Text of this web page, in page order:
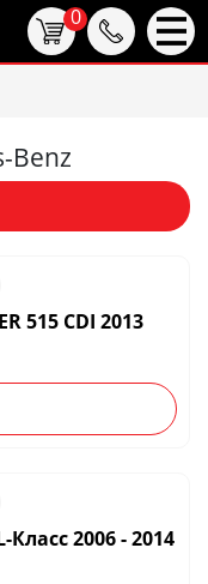
Benz
515 CDI 2013
Класс 2006 - 2014
0